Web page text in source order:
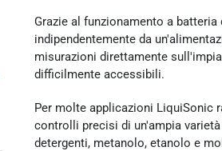
Grazie al funzionamento a
indipendentemente da
misurazioni direttamente
difficilmente accessibili.
Per molte applicazioni LiquiSonic
controlli precisi di un'ampia
detergenti, metanolo, etanolo e